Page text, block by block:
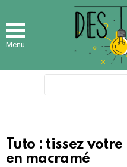
Menu
Tuto : tissez
en macramé